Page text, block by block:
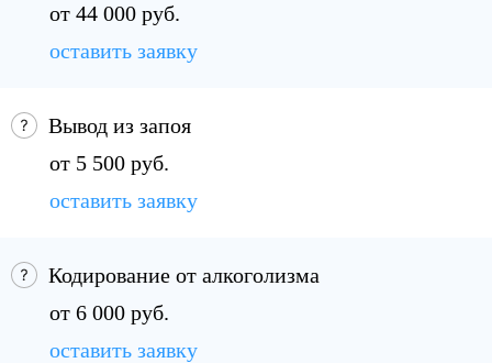
от 44 000 руб.
оставить заявку
Вывод из запоя
от 5 500 руб.
оставить заявку
Кодирование от алкоголизма
от 6 000 руб.
оставить заявку